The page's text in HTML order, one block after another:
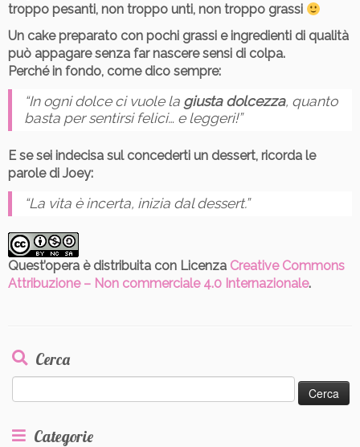
troppo pesanti, non troppo unti, non troppo grassi
Un cake preparato con pochi grassi e ingredienti di qualità
può appagare senza far nascere sensi di colpa.
Perché in fondo, come dico sempre:
“In ogni dolce ci vuole la giusta dolcezza, quanto
basta per sentirsi felici… e leggeri!”
E se sei indecisa sul concederti un dessert, ricorda le
parole di Joey:
“La vita è incerta, inizia dal dessert.”
Quest’opera è distribuita con Licenza Creative Commons
Attribuzione – Non commerciale 4.0 Internazionale.
Cerca
per:
Categorie